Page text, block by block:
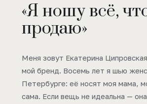
«Я ношу всё,
продаю»
Меня зовут Екатерина
мой бренд. Восемь лет я шью
Петербурге: её носят моя мама,
сама. Если вещь не идеальна —